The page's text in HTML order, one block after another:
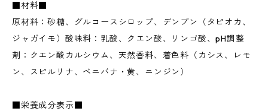
■材料■
原材料：砂糖、グルコースシロップ、デンプン（タピオカ、
ジャガイモ）酸味料：乳酸、クエン酸、リンゴ酸、pH調整
剤：クエン酸カルシウム、天然香料、着色料（カシス、レモ
ン、スピルリナ、ベニバナ・黄、ニンジン）
■栄養成分表示■